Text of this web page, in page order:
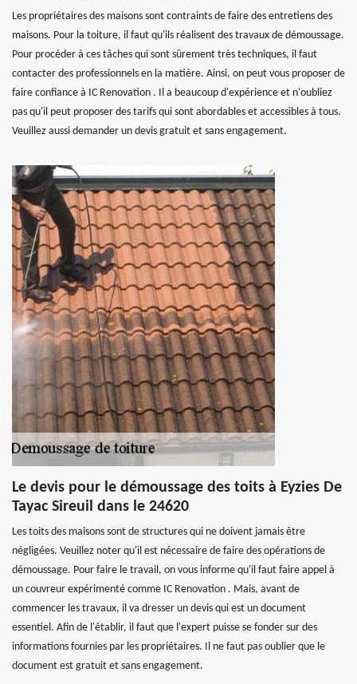
Les propriétaires des maisons sont contraints de faire des entretiens des
maisons. Pour la toiture, il faut qu'ils réalisent des travaux de démoussage.
Pour procéder à ces tâches qui sont sûrement très techniques, il faut
contacter des professionnels en la matière. Ainsi, on peut vous proposer de
faire confiance à IC Renovation . Il a beaucoup d'expérience et n'oubliez
pas qu'il peut proposer des tarifs qui sont abordables et accessibles à tous.
Veuillez aussi demander un devis gratuit et sans engagement.
Le devis pour le démoussage des toits à Eyzies De
Tayac Sireuil dans le 24620
Les toits des maisons sont de structures qui ne doivent jamais être
négligées. Veuillez noter qu'il est nécessaire de faire des opérations de
démoussage. Pour faire le travail, on vous informe qu'il faut faire appel à
un couvreur expérimenté comme IC Renovation . Mais, avant de
commencer les travaux, il va dresser un devis qui est un document
essentiel. Afin de l'établir, il faut que l'expert puisse se fonder sur des
informations fournies par les propriétaires. Il ne faut pas oublier que le
document est gratuit et sans engagement.